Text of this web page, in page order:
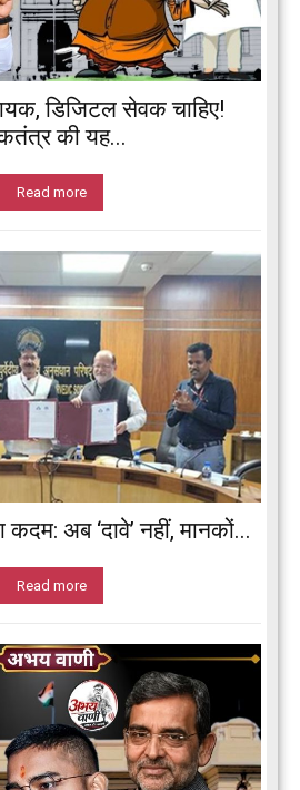
डिजिटल सेवक चाहिए!
की यह...
Read more
अब ‘दावे’ नहीं, मानकों...
Read more